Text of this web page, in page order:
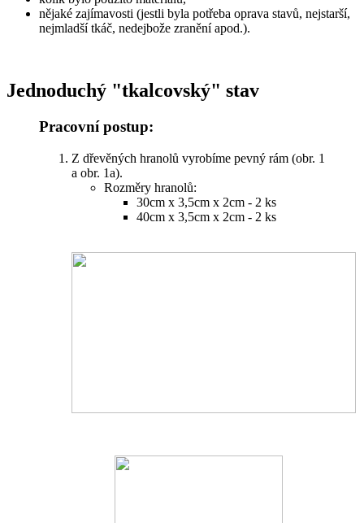
nějaké zajímavosti (jestli byla potřeba oprava stavů, nejstarší,
nejmladší tkáč, nedejbože zranění apod.).
Jednoduchý "tkalcovský" stav
Pracovní postup:
Z dřevěných hranolů vyrobíme pevný rám (obr. 1
a obr. 1a).
Rozměry hranolů:
30cm x 3,5cm x 2cm - 2 ks
40cm x 3,5cm x 2cm - 2 ks